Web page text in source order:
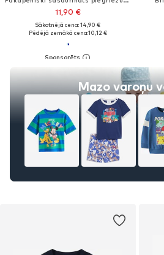
11,90 €
Sākotnējā cena: 14,90 €
Pēdējā zemākā cena:10,12 €
Mazo varoņu